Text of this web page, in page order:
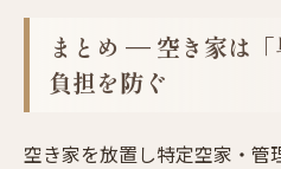
まとめ — 空き家は
負担を防ぐ
空き家を放置し特定空家・管